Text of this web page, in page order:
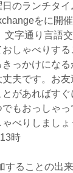
のランチタ
をに開
文字通り言語
しゃべりす
っかけにな
夫です。お
があればす
でもおっしゃ
べりしましょ
時
することの出